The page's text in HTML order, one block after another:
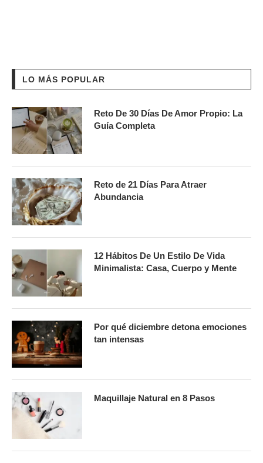
LO MÁS POPULAR
Reto De 30 Días De Amor Propio: La
Guía Completa
Reto de 21 Días Para Atraer
Abundancia
12 Hábitos De Un Estilo De Vida
Minimalista: Casa, Cuerpo y Mente
Por qué diciembre detona emociones
tan intensas
Maquillaje Natural en 8 Pasos